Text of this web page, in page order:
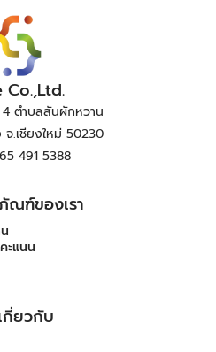
ตำบลสันผักหวาน
จ.เชียงใหม่ 50230
491 5388
ณฑ์ของเรา
ะแนน
กี่ยวกับ